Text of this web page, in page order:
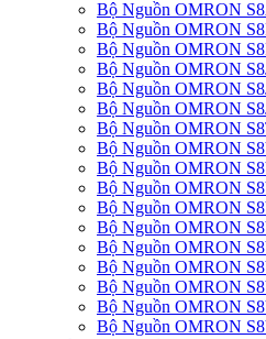
Bộ Nguồn OMRON
Bộ Nguồn OMRON
Bộ Nguồn OMRON
Bộ Nguồn OMRON
Bộ Nguồn OMRON
Bộ Nguồn OMRON
Bộ Nguồn OMRON
Bộ Nguồn OMRON
Bộ Nguồn OMRON
Bộ Nguồn OMRON
Bộ Nguồn OMRON
Bộ Nguồn OMRON
Bộ Nguồn OMRON
Bộ Nguồn OMRON
Bộ Nguồn OMRON
Bộ Nguồn OMRON
Bộ Nguồn OMRON